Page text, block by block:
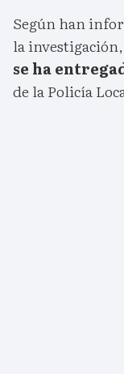
Según han
la
se ha
de la Policía